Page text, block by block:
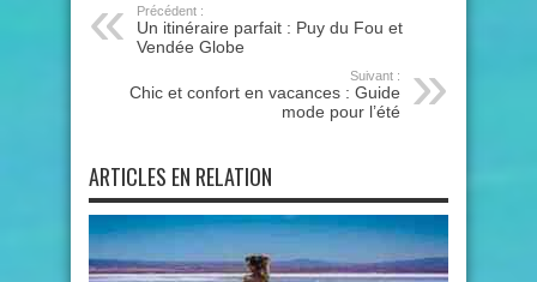
Précédent :
Un itinéraire parfait : Puy du Fou et
Vendée Globe
Suivant :
Chic et confort en vacances : Guide
mode pour l’été
ARTICLES EN RELATION